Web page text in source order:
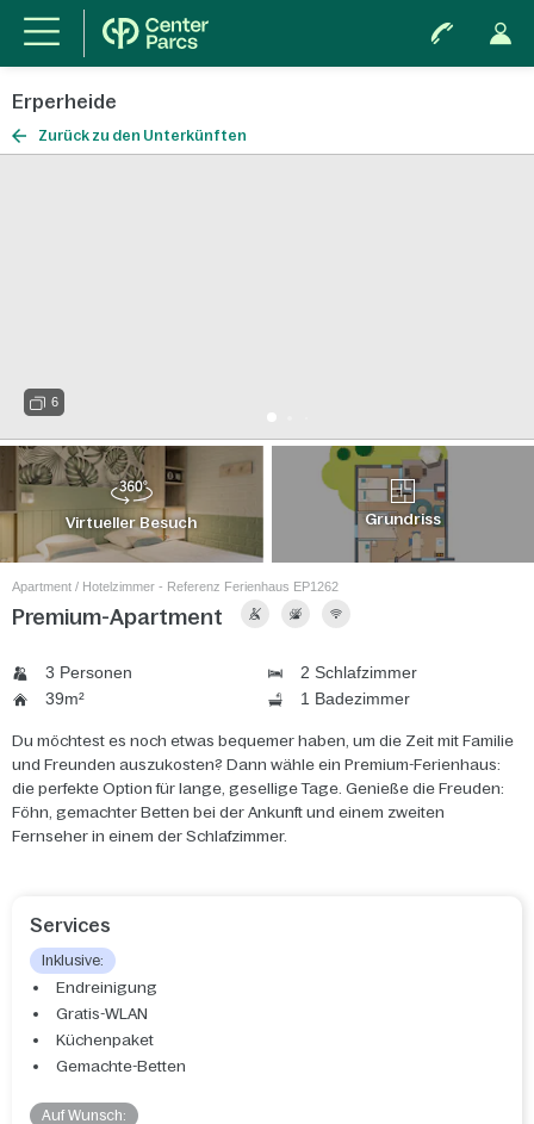
Erperheide
Zurück zu den Unterkünften
6
Virtueller Besuch Grundriss
Apartment / Hotelzimmer - Referenz Ferienhaus EP1262
Premium-Apartment
3 Personen
2 Schlafzimmer
39m²
1 Badezimmer
Du möchtest es noch etwas bequemer haben, um die Zeit mit Familie
und Freunden auszukosten? Dann wähle ein Premium-Ferienhaus:
die perfekte Option für lange, gesellige Tage. Genieße die Freuden:
Föhn, gemachter Betten bei der Ankunft und einem zweiten
Fernseher in einem der Schlafzimmer.
Services
Inklusive:
Endreinigung
Gratis-WLAN
Küchenpaket
Gemachte-Betten
Auf Wunsch: